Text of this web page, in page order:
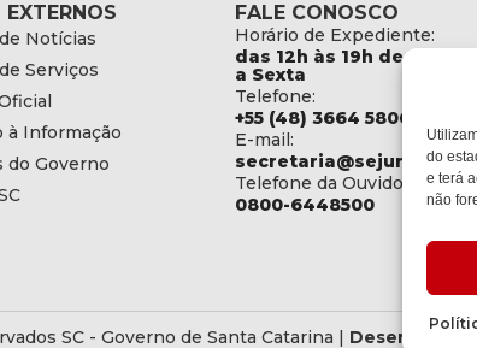
do
e terá
não
EXTERNOS
Notícias
Serviços
à Informação
do Governo
FALE CONOSCO
Horário de Expediente:
das 12h às 19h de
a Sexta
Telefone:
+55 (48) 3664 5806
E-mail:
Telefone da Ouvidoria:
0800-6448500
SC - Governo de Santa Catarina |